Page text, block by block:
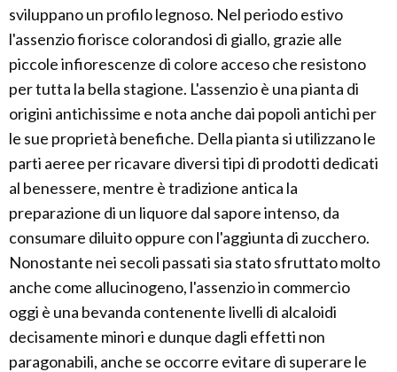
sviluppano un profilo legnoso. Nel periodo estivo
l'assenzio fiorisce colorandosi di giallo, grazie alle
piccole infiorescenze di colore acceso che resistono
per tutta la bella stagione. L'assenzio è una pianta di
origini antichissime e nota anche dai popoli antichi per
le sue proprietà benefiche. Della pianta si utilizzano le
parti aeree per ricavare diversi tipi di prodotti dedicati
al benessere, mentre è tradizione antica la
preparazione di un liquore dal sapore intenso, da
consumare diluito oppure con l'aggiunta di zucchero.
Nonostante nei secoli passati sia stato sfruttato molto
anche come allucinogeno, l'assenzio in commercio
oggi è una bevanda contenente livelli di alcaloidi
decisamente minori e dunque dagli effetti non
paragonabili, anche se occorre evitare di superare le